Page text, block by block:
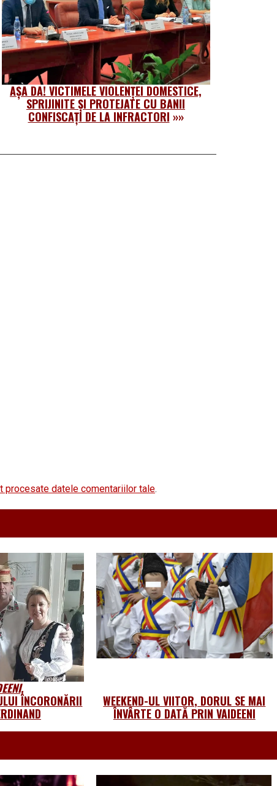
AȘA DA! VICTIMELE VIOLENȚEI DOMESTICE,
SPRIJINITE ȘI PROTEJATE CU BANII
CONFISCAȚI DE LA INFRACTORI »»
procesate datele comentariilor tale.
ÎNCORONĂRII
WEEKEND-UL VIITOR, DORUL SE MAI
ÎNVÂRTE O DATĂ PRIN VAIDEENI